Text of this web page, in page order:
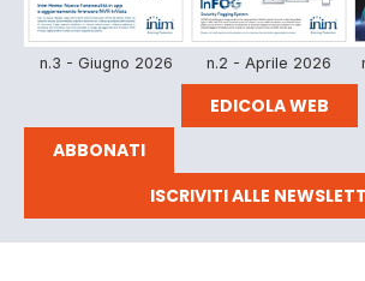
n.3 - Giugno 2026 n.2 - Aprile 2026
EDICOLA WEB
ABBONATI
ISCRIVITI ALLE